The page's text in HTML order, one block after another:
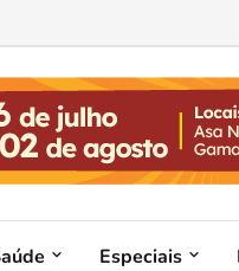
Especiais